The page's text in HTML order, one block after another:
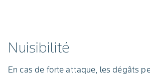
Nuisibilité
En cas de forte attaque, les dégâts